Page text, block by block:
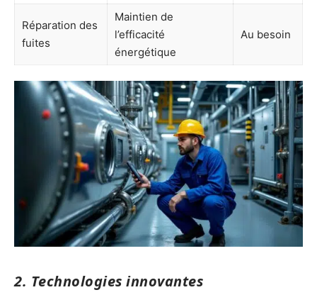
Réparation des
fuites
Maintien de
l’efficacité
énergétique
Au besoin
2. Technologies innovantes